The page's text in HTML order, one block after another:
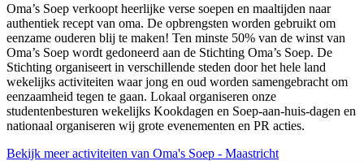
Oma’s Soep verkoopt heerlijke verse soepen en maaltijden naar
authentiek recept van oma. De opbrengsten worden gebruikt om
eenzame ouderen blij te maken! Ten minste 50% van de winst van
Oma’s Soep wordt gedoneerd aan de Stichting Oma’s Soep. De
Stichting organiseert in verschillende steden door het hele land
wekelijks activiteiten waar jong en oud worden samengebracht om
eenzaamheid tegen te gaan. Lokaal organiseren onze
studentenbesturen wekelijks Kookdagen en Soep-aan-huis-dagen en
nationaal organiseren wij grote evenementen en PR acties.
Bekijk meer activiteiten van Oma's Soep - Maastricht